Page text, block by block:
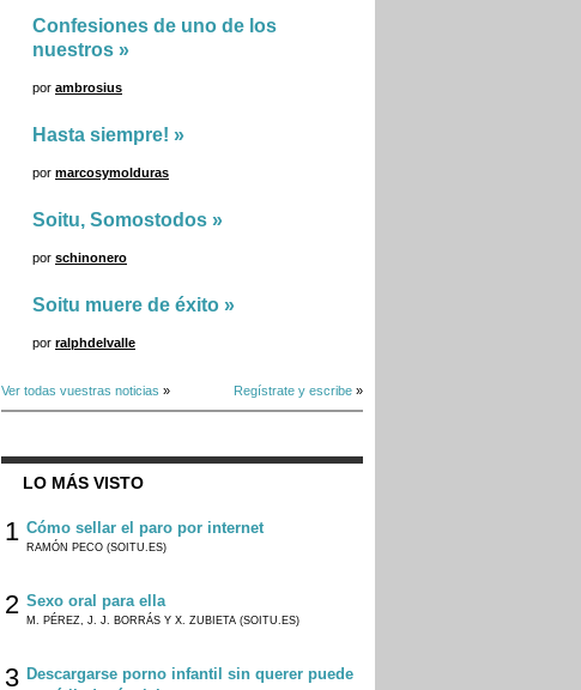
Confesiones de uno de los
nuestros »
por ambrosius
Hasta siempre! »
por marcosymolduras
Soitu, Somostodos »
por schinonero
Soitu muere de éxito »
por ralphdelvalle
Ver todas vuestras noticias » Regístrate y escribe »
LO MÁS VISTO
1 Cómo sellar el paro por internet
RAMÓN PECO (SOITU.ES)
2 Sexo oral para ella
M. PÉREZ, J. J. BORRÁS Y X. ZUBIETA (SOITU.ES)
3 Descargarse porno infantil sin querer puede